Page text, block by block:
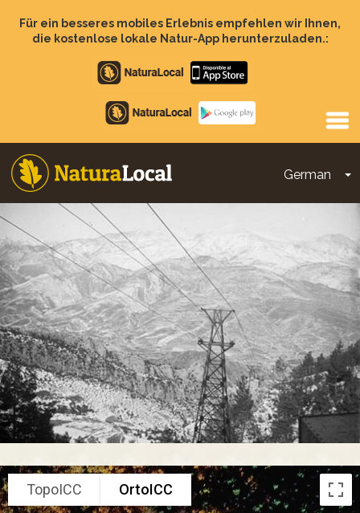
zumFür ein besseres mobiles Erlebnis empfehlen wir Ihnen,
die kostenlose lokale Natur-App herunterzuladen.:
Apple
store
Google
Play
German
Main
TopoICC OrtoICC